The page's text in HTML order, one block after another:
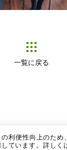
一覧に戻る
利便性向上のため
ています。詳しく